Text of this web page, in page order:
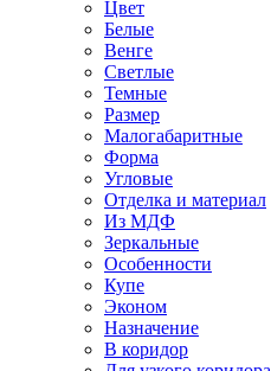
Цвет
Белые
Венге
Светлые
Темные
Размер
Малогабаритные
Форма
Угловые
Отделка и материал
Из МДФ
Зеркальные
Особенности
Купе
Эконом
Назначение
В коридор